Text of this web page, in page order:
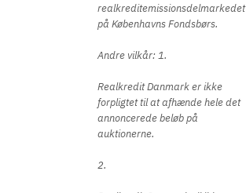
realkreditemissionsdelmarkedet
på Københavns Fondsbørs.
Andre vilkår: 1.
Realkredit Danmark er ikke
forpligtet til at afhænde hele det
annoncerede beløb på
auktionerne.
2.